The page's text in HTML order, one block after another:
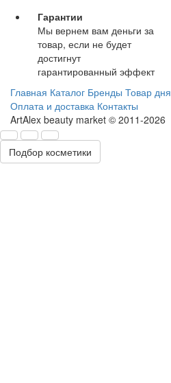
Гарантии
Мы вернем вам деньги за
товар, если не будет
достигнут
гарантированный эффект
Главная Каталог Бренды Товар дня
Оплата и доставка Контакты
ArtAlex beauty market © 2011-2026
Подбор косметики